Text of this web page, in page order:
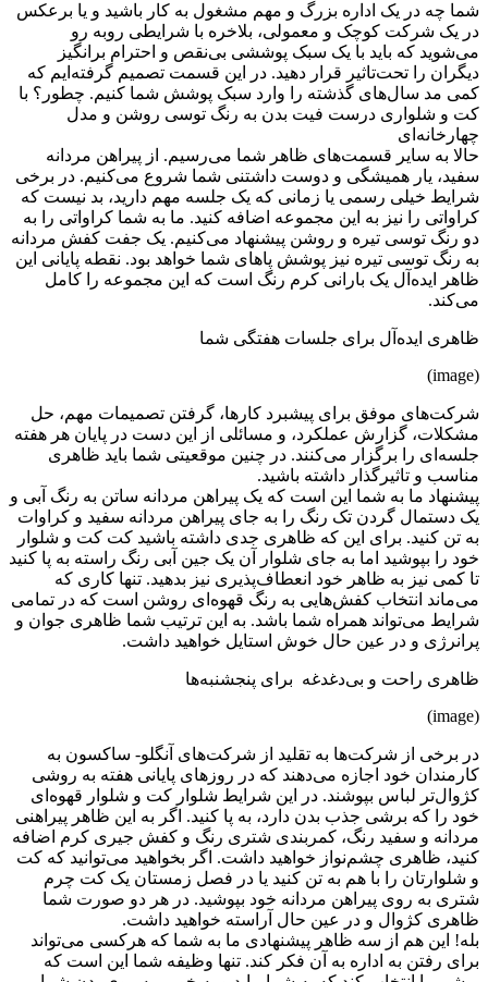
شما چه در یک اداره بزرگ و مهم مشغول به کار باشید و یا برعکس
در یک شرکت کوچک و معمولی، بلاخره با شرایطی روبه رو
می‌شوید که باید با یک سبک پوششی بی‌نقص و احترام برانگیز
دیگران را تحت‌تاثیر قرار دهید. در این قسمت تصمیم گرفته‌ایم که
کمی مد سال‌های گذشته را وارد سبک پوشش شما کنیم. چطور؟ با
کت و شلواری درست فیت بدن به رنگ توسی روشن و مدل
چهارخانه‌ای
حالا به سایر قسمت‌های ظاهر شما می‌رسیم. از پیراهن مردانه
سفید، یار همیشگی و دوست داشتنی شما شروع می‌کنیم. در برخی
شرایط خیلی رسمی یا زمانی که یک جلسه مهم دارید، بد نیست که
کراواتی را نیز به این مجموعه اضافه کنید. ما به شما کراواتی را به
دو رنگ توسی تیره و روشن پیشنهاد می‌کنیم. یک جفت کفش مردانه
به رنگ توسی تیره نیز پوشش پاهای شما خواهد بود. نقطه پایانی این
ظاهر ایده‌آل یک بارانی کرم رنگ است که این مجموعه را کامل
می‌کند.
ظاهری ایده‌آل برای جلسات هفتگی شما
(image)
شرکت‌های موفق برای پیشبرد کارها، گرفتن تصمیمات مهم، حل
مشکلات، گزارش عملکرد، و مسائلی از این دست در پایان هر هفته
جلسه‌ای را برگزار می‌کنند. در چنین موقعیتی شما باید ظاهری
مناسب و تاثیرگذار داشته باشید.
پیشنهاد ما به شما این است که یک پیراهن مردانه ساتن به رنگ آبی و
یک دستمال گردن تک رنگ را به جای پیراهن مردانه سفید و کراوات
به تن کنید. برای این که ظاهری جدی داشته باشید کت کت و شلوار
خود را بپوشید اما به جای شلوار آن یک جین آبی رنگ راسته به پا کنید
تا کمی نیز به ظاهر خود انعطاف‌پذیری نیز بدهید. تنها کاری که
می‌ماند انتخاب کفش‌هایی به رنگ قهوه‌ای روشن است که در تمامی
شرایط می‌تواند همراه شما باشد. به این ترتیب شما ظاهری جوان و
پرانرژی و در عین حال خوش استایل خواهید داشت.
ظاهری راحت و بی‌دغدغه برای پنجشنبه‌ها
(image)
در برخی از شرکت‌ها به تقلید از شرکت‌های آنگلو- ساکسون به
کارمندان خود اجازه می‌دهند که در روزهای پایانی هفته به روشی
کژوال‌تر لباس بپوشند. در این شرایط شلوار کت و شلوار قهوه‌ای
خود را که برشی جذب بدن دارد، به پا کنید. اگر به این ظاهر پیراهنی
مردانه و سفید رنگ، کمربندی شتری رنگ و کفش جیری کرم اضافه
کنید، ظاهری چشم‌نواز خواهید داشت. اگر بخواهید می‌توانید که کت
و شلوارتان را با هم به تن کنید یا در فصل زمستان یک کت چرم
شتری به روی پیراهن مردانه خود بپوشید. در هر دو صورت شما
ظاهری کژوال و در عین حال آراسته خواهید داشت.
بله! این هم از سه ظاهر پیشنهادی ما به شما که هرکسی می‌تواند
برای رفتن به اداره به آن فکر کند. تنها وظیفه شما این است که